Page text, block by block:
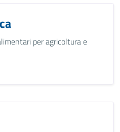
per agricoltura e